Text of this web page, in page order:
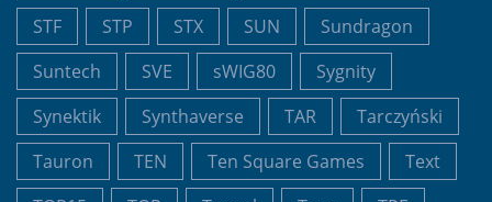
STF
STP STX SUN
Sundragon
Suntech
SVE sWIG80
Sygnity
Synektik
Synthaverse TAR
Tarczyński
Tauron
TEN Ten Square Games
Text